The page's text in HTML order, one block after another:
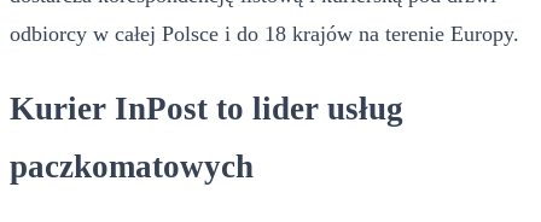
odbiorcy w całej Polsce i do 18 krajów na terenie Europy.
Kurier InPost to lider usług
paczkomatowych